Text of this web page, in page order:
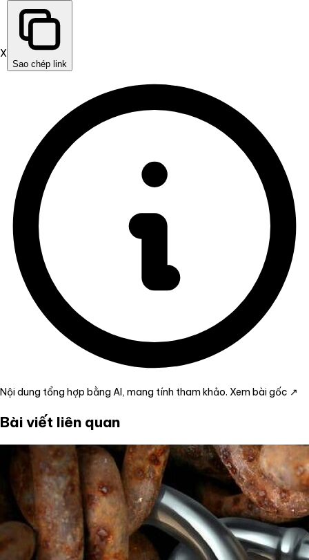
X
Sao chép link
Nội dung tổng hợp bằng AI, mang tính tham khảo. Xem bài gốc ↗
Bài viết liên quan